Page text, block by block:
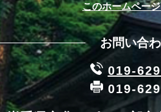
このホームペー
お問い合
019-
019-